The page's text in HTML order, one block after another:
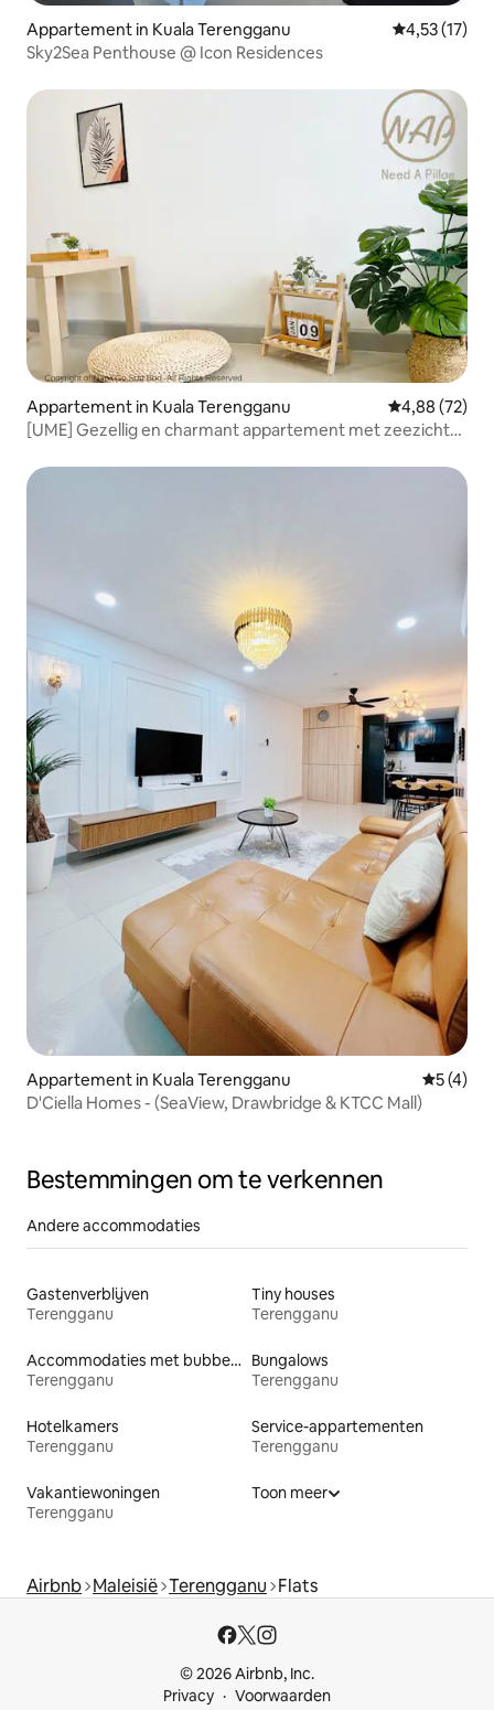
Appartement in Kuala Terengganu Gemiddelde
4,53 (17)
Sky2Sea Penthouse @ Icon Residences
Appartement in Kuala Terengganu Gemiddelde
4,88 (72)
[UME] Gezellig en charmant appartement met zeezicht
Appartement in Kuala Terengganu
5 (4)
D'Ciella Homes - (SeaView, Drawbridge & KTCC Mall)
Bestemmingen om te verkennen
Andere accommodaties
Gastenverblijven
Terengganu
Tiny houses
Terengganu
Accommodaties met bubbelbad
Terengganu
Bungalows
Terengganu
Hotelkamers
Terengganu
Service-appartementen
Terengganu
Vakantiewoningen
Terengganu
Toon meer
Airbnb Maleisië Terengganu Flats
© 2026 Airbnb, Inc.
Privacy
Voorwaarden